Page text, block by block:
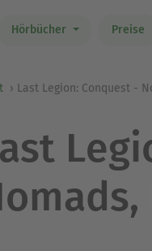
Hörbücher Preise
Last Legion: Conquest -